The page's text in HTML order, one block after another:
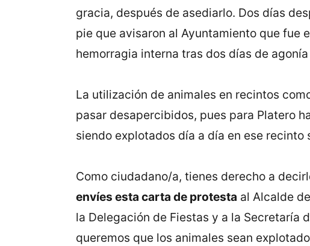
gracia, después de asediarlo. Dos días
pie que avisaron al Ayuntamiento que fue
hemorragia interna tras dos días de
La utilización de animales en recintos
pasar desapercibidos, pues para Platero
siendo explotados día a día en ese
Como ciudadano/a, tienes derecho a
envíes esta carta de protesta al Alcalde
la Delegación de Fiestas y a la Secretaría
queremos que los animales sean